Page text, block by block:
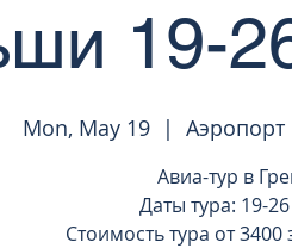
19-
Mon, May 19
  |
Аэропорт
Авиа-тур в
Даты тура: 19-
Стоимость тура от 3400